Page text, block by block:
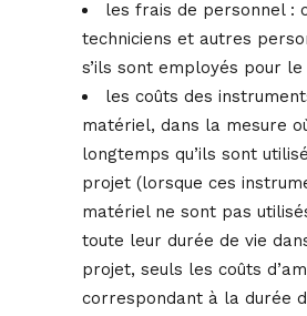
les frais de personnel :
techniciens et autres
s’ils sont employés pour
les coûts des
matériel, dans la mesure
longtemps qu’ils sont
projet (lorsque ces
matériel ne sont pas
toute leur durée de vie
projet, seuls les coûts
correspondant à la durée